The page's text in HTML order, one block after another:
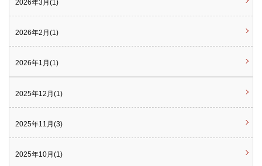
2026年3月(1)
2026年2月(1)
2026年1月(1)
2025年12月(1)
2025年11月(3)
2025年10月(1)